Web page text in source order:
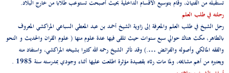
تستقبله من الفتيان، وقام بتوسيع الأقسام الداخلية بحيث أصبحت تستوعب طلابا من خارج البلاد.
رحلته في طلب العلم
رحل الشيخ في طلب العلم والمعرفة إلى زاوية الشيخ أحمد بن عبد المعطي السباعي المراكشي المعروف
بالطاهر، مكث هناك حوالي سبع سنوات حيث تلقى فيها عدة علوم منها ( علوم القران والحديث و النحو
والفقه المالكي وأصوله والفرائض ….) وقد تأثر الشيخ رحمه الله كثيرا بشيخه المراكشي، واستفاد منه
ويعتبره من أهم مشايخه، ولما مات رثاه بقصيدة مؤثرة اطلعت عليها أثناء وجودي بمدرسته سنة 1985 .